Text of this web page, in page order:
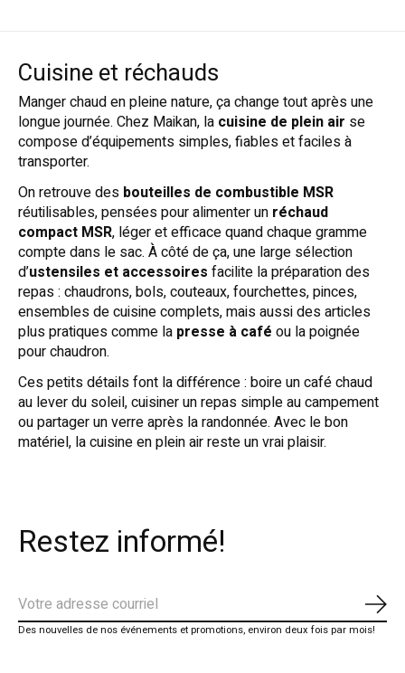
Cuisine et réchauds
Manger chaud en pleine nature, ça change tout après une
longue journée. Chez Maikan, la cuisine de plein air se
compose d’équipements simples, fiables et faciles à
transporter.
On retrouve des bouteilles de combustible MSR
réutilisables, pensées pour alimenter un réchaud
compact MSR, léger et efficace quand chaque gramme
compte dans le sac. À côté de ça, une large sélection
d’ustensiles et accessoires facilite la préparation des
repas : chaudrons, bols, couteaux, fourchettes, pinces,
ensembles de cuisine complets, mais aussi des articles
plus pratiques comme la presse à café ou la poignée
pour chaudron.
Ces petits détails font la différence : boire un café chaud
au lever du soleil, cuisiner un repas simple au campement
ou partager un verre après la randonnée. Avec le bon
matériel, la cuisine en plein air reste un vrai plaisir.
Restez informé!
Des nouvelles de nos événements et promotions, environ deux fois par mois!